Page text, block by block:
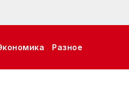
Разное